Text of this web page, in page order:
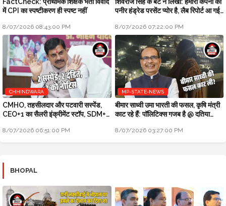
FactCheck: प्राथमिक शिक्षक भर्ती विवाद
में CPI का स्पष्टीकरण ही स्पष्ट नहीं
8/07/2026 08:43:00 PM
शिवराज सिंह के बेटे ने लिखा: हमारी कंपनी का
पनीर हंड्रेड परसेंट प्योर है, लैब रिपोर्ट आ गई
8/07/2026 07:22:00 PM
CHHINDWARA
CMHO, तहसीलदार और पटवारी सस्पेंड,
CEO+1 का सैलरी इंक्रीमेंट स्टॉप, SDM+2
8/07/2026 06:51:00 PM
MP-STATE-NEWS
बीमार साध्वी उमा भारती की फसल, कृषि मंत्री
काट रहे हैं: पॉलिटिक्स गजब है @ दतिया
8/07/2026 03:27:00 PM
BHOPAL